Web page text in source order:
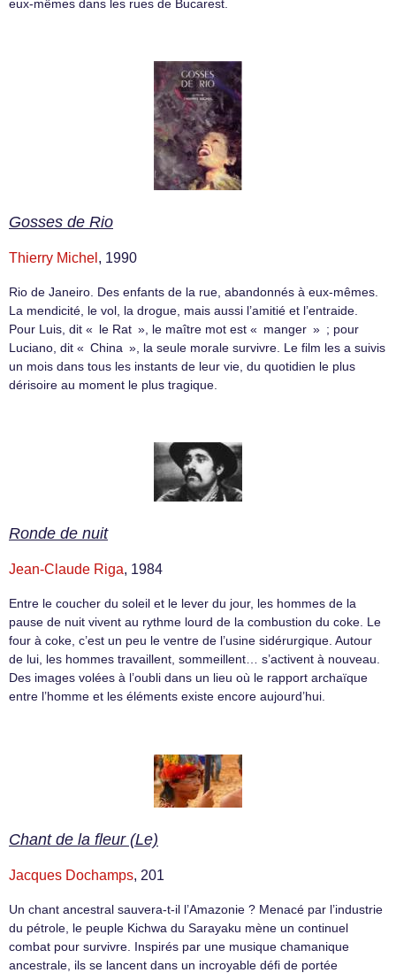
eux-mêmes dans les rues de Bucarest.
Gosses de Rio
Thierry Michel , 1990
Rio de Janeiro. Des enfants de la rue, abandonnés à eux-mêmes.
La mendicité, le vol, la drogue, mais aussi l’amitié et l’entraide.
Pour Luis, dit « le Rat », le maître mot est « manger » ; pour
Luciano, dit « China », la seule morale survivre. Le film les a suivis
un mois dans tous les instants de leur vie, du quotidien le plus
dérisoire au moment le plus tragique.
Ronde de nuit
Jean-Claude Riga, 1984
Entre le coucher du soleil et le lever du jour, les hommes de la
pause de nuit vivent au rythme lourd de la combustion du coke. Le
four à coke, c’est un peu le ventre de l’usine sidérurgique. Autour
de lui, les hommes travaillent, sommeillent… s’activent à nouveau.
Des images volées à l’oubli dans un lieu où le rapport archaïque
entre l’homme et les éléments existe encore aujourd’hui.
Chant de la fleur (Le)
Jacques Dochamps, 201
Un chant ancestral sauvera-t-il l’Amazonie ? Menacé par l’industrie
du pétrole, le peuple Kichwa du Sarayaku mène un continuel
combat pour survivre. Inspirés par une musique chamanique
ancestrale, ils se lancent dans un incroyable défi de portée